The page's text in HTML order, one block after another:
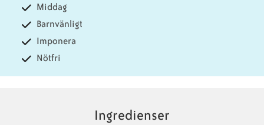
Middag
Barnvänligt
Imponera
Nötfri
Ingredienser